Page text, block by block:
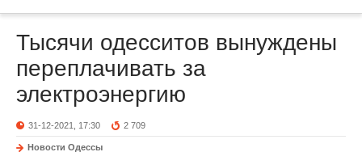
Тысячи одесситов вынуждены
переплачивать за
электроэнергию
31-12-2021, 17:30 2 709
Новости Одессы